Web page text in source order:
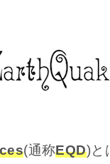
(通称EQD)と